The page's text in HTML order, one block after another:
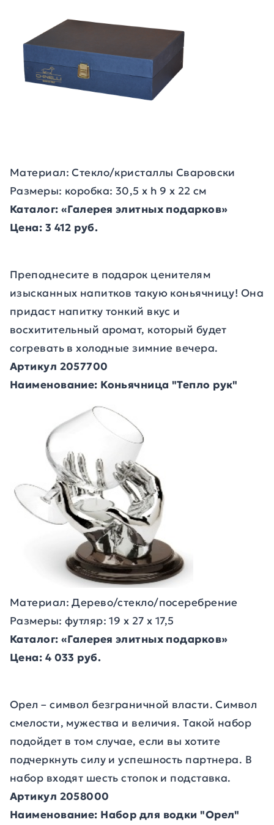
Материал: Стекло/кристаллы Сваровски
Размеры: коробка: 30,5 х h 9 х 22 см
Каталог: «Галерея элитных подарков»
Цена: 3 412 руб.
Преподнесите в подарок ценителям
изысканных напитков такую коньячницу! Она
придаст напитку тонкий вкус и
восхитительный аромат, который будет
согревать в холодные зимние вечера.
Артикул 2057700
Наименование: Коньячница "Тепло рук"
Материал: Дерево/стекло/посеребрение
Размеры: футляр: 19 x 27 x 17,5
Каталог: «Галерея элитных подарков»
Цена: 4 033 руб.
Орел – символ безграничной власти. Символ
смелости, мужества и величия. Такой набор
подойдет в том случае, если вы хотите
подчеркнуть силу и успешность партнера. В
набор входят шесть стопок и подставка.
Артикул 2058000
Наименование: Набор для водки "Орел"